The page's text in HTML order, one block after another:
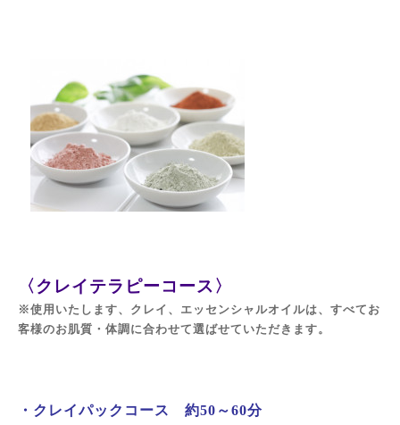
〈クレイテラピーコース〉
※使用いたします、クレイ、エッセンシャルオイルは、すべてお
客様のお肌質・体調に合わせて選ばせていただきます。
・クレイパックコース 約50～60分